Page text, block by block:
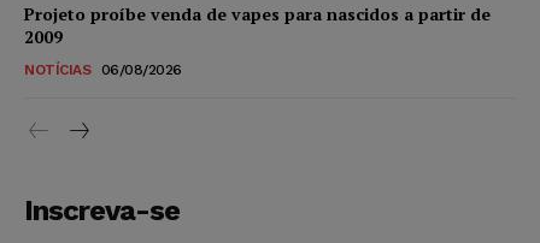
Projeto proíbe venda de vapes para nascidos a partir de
2009
NOTÍCIAS 06/08/2026
Inscreva-se